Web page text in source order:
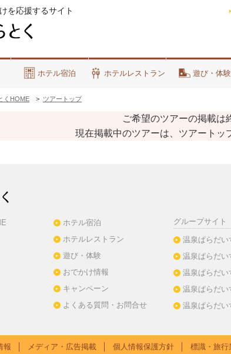
を応援するサイト
ホテル宿泊 ホテルレストラン 遊び・体験
くHOME ツアートップ
ご希望のツアーの掲載は
現在掲載中のツアーは、ツアートッ
ホテル宿泊
ホテルレストラン
遊び・体験
おでかけ情報
キャンペーン
よくある質問・お問合せ
グループサイト
温泉ぱらだい
温泉ぱらだい
温泉ぱらだい
温泉ぱらだい
温泉ぱらだい
報 メディア・広告掲載 個人情報保護方針 標識・旅行